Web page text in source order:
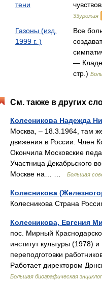
тени
33урожая
Газоны (изд.
1999 г. )
Все
—
стр.)
См. также в других
Колесникова Надежда
Москва, ‒ 18.3.1964, там
движения в России. Член
Окончила Московские
Участница Декабрьского
Москве на… …
Большая
Колесникова
Колесникова Страна
Колесникова, Евгения
пос. Мирный
институт культуры (1978)
переподготовки
Работает директором
Большая биографическая